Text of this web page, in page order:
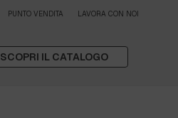
PUNTO VENDITA LAVORA CON NOI
SCOPRI IL CATALOGO